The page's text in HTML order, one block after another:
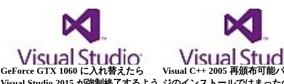
GeForce GTX 1060 に入れ替えたら
Visual C++ 2005 再頒布可能